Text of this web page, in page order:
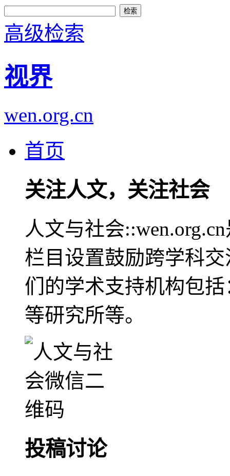
高级检索
视界
wen.org.cn
首页
关注人文，关注社会
人文与社会
栏目设置鼓励跨学科
们的学术支持机构包
等研究所等。
投稿讨论